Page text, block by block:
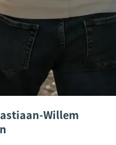
Willem